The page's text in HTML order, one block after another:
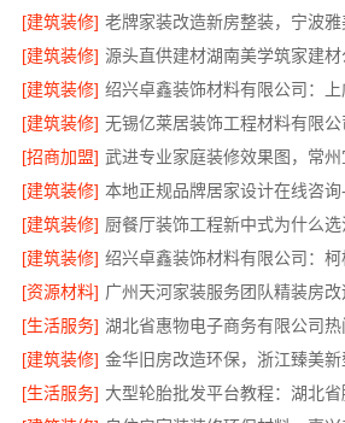
[建筑装修]
[建筑装修] 源头直供建材湖南美学筑家建材
[建筑装修]
[建筑装修] 无锡亿莱居装饰工程材料有限
[招商加盟] 武进专业家庭装修效果图，常
[建筑装修] 本地正规品牌居家设计在线咨
[建筑装修]
[建筑装修] 绍兴卓鑫装饰材料有限公司：
[资源材料] 广州天河家装服务团队精装房
[生活服务] 湖北省惠物电子商务有限公司
[建筑装修]
[生活服务]